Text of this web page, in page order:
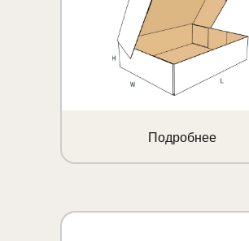
Подробнее